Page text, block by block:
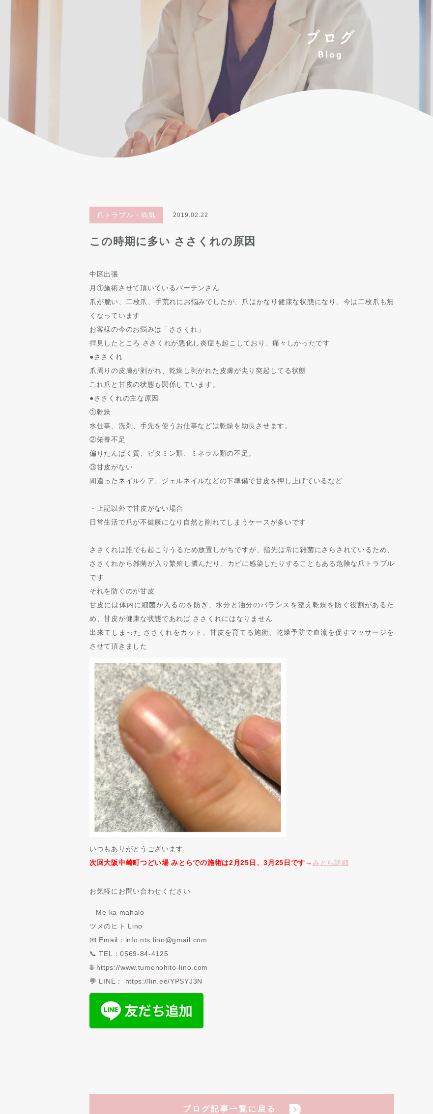
ブログ
Blog
爪トラブル・病気 2019.02.22
この時期に多い ささくれの原因
中区出張
月①施術させて頂いているバーテンさん
爪が脆い、二枚爪、手荒れにお悩みでしたが、爪はかなり健康な状態になり、今は二枚爪も無
くなっています
お客様の今のお悩みは「ささくれ」
拝見したところ ささくれが悪化し炎症も起こしており、痛々しかったです
●ささくれ
爪周りの皮膚が剥がれ、乾燥し剥がれた皮膚が尖り突起してる状態
これ爪と甘皮の状態も関係しています。
●ささくれの主な原因
①乾燥
水仕事、洗剤、手先を使うお仕事などは乾燥を助長させます。
②栄養不足
偏りたんぱく質、ビタミン類、ミネラル類の不足。
③甘皮がない
間違ったネイルケア、ジェルネイルなどの下準備で甘皮を押し上げているなど
・上記以外で甘皮がない場合
日常生活で爪が不健康になり自然と削れてしまうケースが多いです
ささくれは誰でも起こりうるため放置しがちですが、指先は常に雑菌にさらされているため、
ささくれから雑菌が入り繁殖し膿んだり、カビに感染したりすることもある危険な爪トラブル
です
それを防ぐのが甘皮
甘皮には体内に細菌が入るのを防ぎ、水分と油分のバランスを整え乾燥を防ぐ役割があるた
め、甘皮が健康な状態であれば ささくれにはなりません
出来てしまった ささくれをカット、甘皮を育てる施術、乾燥予防で血流を促すマッサージを
させて頂きました
いつもありがとうございます
次回大阪中崎町つどい場 みとらでの施術は2月25日、3月25日です→ みとら詳細
お気軽にお問い合わせください
– Me ka mahalo –
ツメのヒト Lino
📧 Email：info.nts.lino@gmail.com
📞 TEL：0569-84-4125
🌐 https://www.tumenohito-lino.com
💬 LINE： https://lin.ee/YPSYJ3N
ブログ記事一覧に戻る